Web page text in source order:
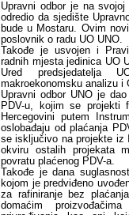
Upravni odbor je na
odredio da sjedište
bude u Mostaru. Ovim
poslovnik o radu UO UNO.
Takođe je usvojen i
radnih mjesta jedinica UO
Ured predsjedatelja
makroekonomsku analizu i
Upravni odbor UNO je
PDV-u, kojim se projekti
Hercegovini putem
oslobađaju od plaćanja
se isključivo na projekte iz
okviru ostalih projekata
povratu plaćenog PDV-a.
Takođe je dana
kojom je predviđeno
za rafiniranje bez
domaćim